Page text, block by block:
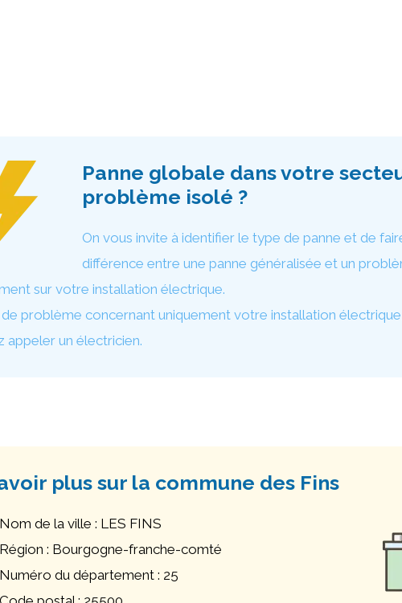
Panne globale dans votre
problème isolé ?
On vous invite à identifier le type de panne et de
différence entre une panne généralisée et un
sur votre installation électrique.
de problème concernant uniquement votre installation
appeler un électricien.
plus sur la commune des Fins
Nom de la ville : LES FINS
Région : Bourgogne-franche-comté
Numéro du département : 25